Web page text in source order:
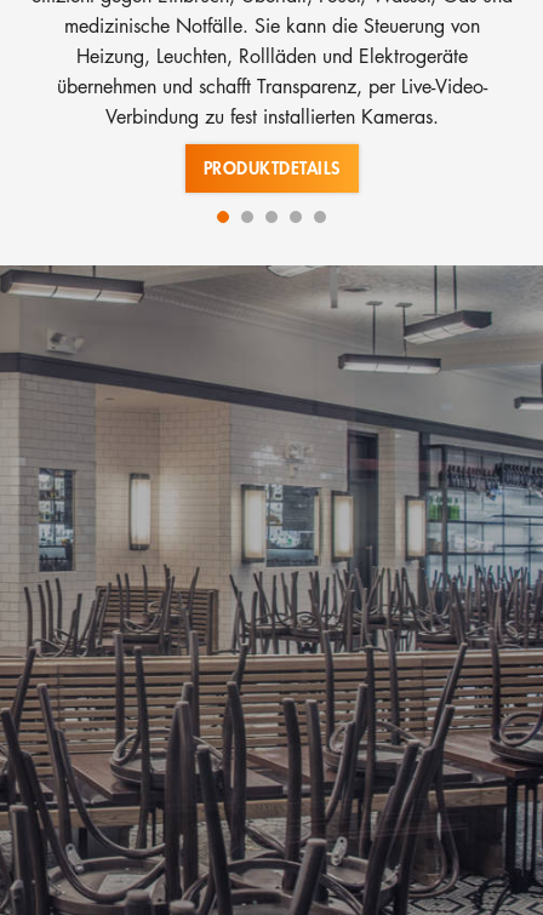
medizinische Notfälle. Sie kann die Steuerung von
Heizung, Leuchten, Rollläden und Elektrogeräte
übernehmen und schafft Transparenz, per Live-Video-
Verbindung zu fest installierten Kameras.
PRODUKTDETAILS